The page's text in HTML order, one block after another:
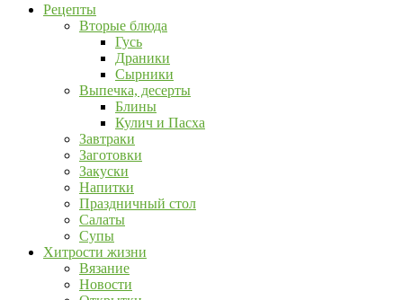
Рецепты
Вторые блюда
Гусь
Драники
Сырники
Выпечка, десерты
Блины
Кулич и Пасха
Завтраки
Заготовки
Закуски
Напитки
Праздничный стол
Салаты
Супы
Хитрости жизни
Вязание
Новости